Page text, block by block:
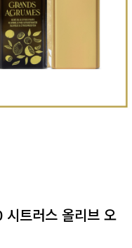
트러스 올리브 오